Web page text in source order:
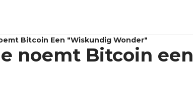
Bitcoin Een "wiskundig Wonder"
noemt Bitcoin een